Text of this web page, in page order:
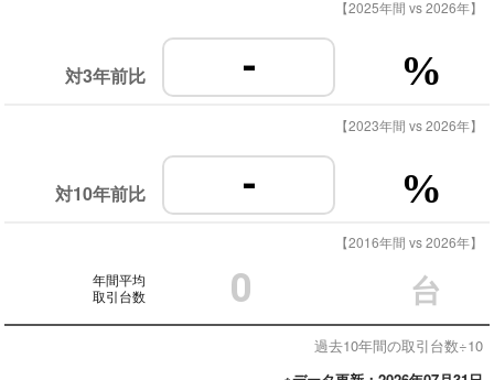
【2025年間 vs 2026年】
対3年前比 - %
【2023年間 vs 2026年】
対10年前比 - %
【2016年間 vs 2026年】
年間平均
取引台数
0 台
過去10年間の取引台数÷10